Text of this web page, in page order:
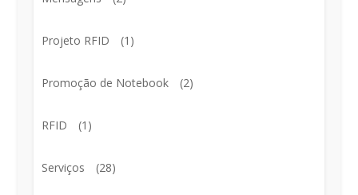
Projeto RFID (1)
Promoção de Notebook (2)
RFID (1)
Serviços (28)